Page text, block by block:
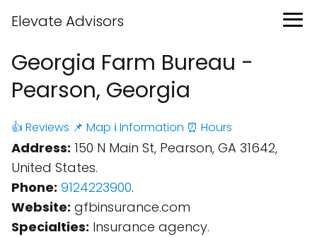
Elevate Advisors
Georgia Farm Bureau -
Pearson, Georgia
👍 Reviews 📌 Map ℹ️ Information ⏰ Hours
Address: 150 N Main St, Pearson, GA 31642,
United States.
Phone: 9124223900.
Website: gfbinsurance.com
Specialties: Insurance agency.